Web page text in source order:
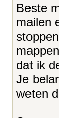
Beste
mailen
dat ik
Je
weten